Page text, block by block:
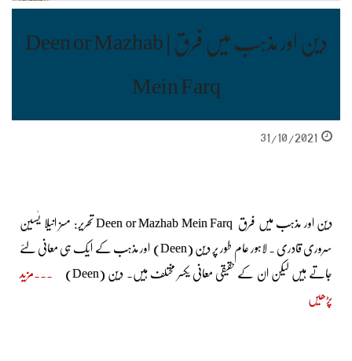
دین اور مذہب میں فرق | Deen or Mazhab
Mein Farq
31/10/2021
دین اور مذہب میں فرق Deen or Mazhab Mein Farq تحریر: مسز انیلا یٰسین
سروری قادری ۔ لاہور عام طور پر دین (Deen) اور مذہب کے ایک ہی معانی لئے
جاتے ہیں لیکن ان کے حقیقی معانی یکسر مختلف ہیں۔ دین (Deen) مزید
پڑھیں